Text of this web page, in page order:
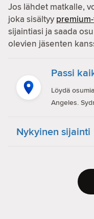
Jos lähdet matkalle,
joka sisältyy
sijaintiasi ja saada
olevien jäsenten
Passi
Löydä
Angeles.
Nykyinen sijainti